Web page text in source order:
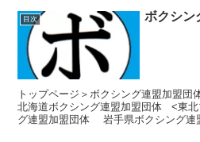
目次 ボクシン
トップページ＞ボクシング連盟加盟
北海道ボクシング連盟加盟団体 <東
グ連盟加盟団体 岩手県ボクシング